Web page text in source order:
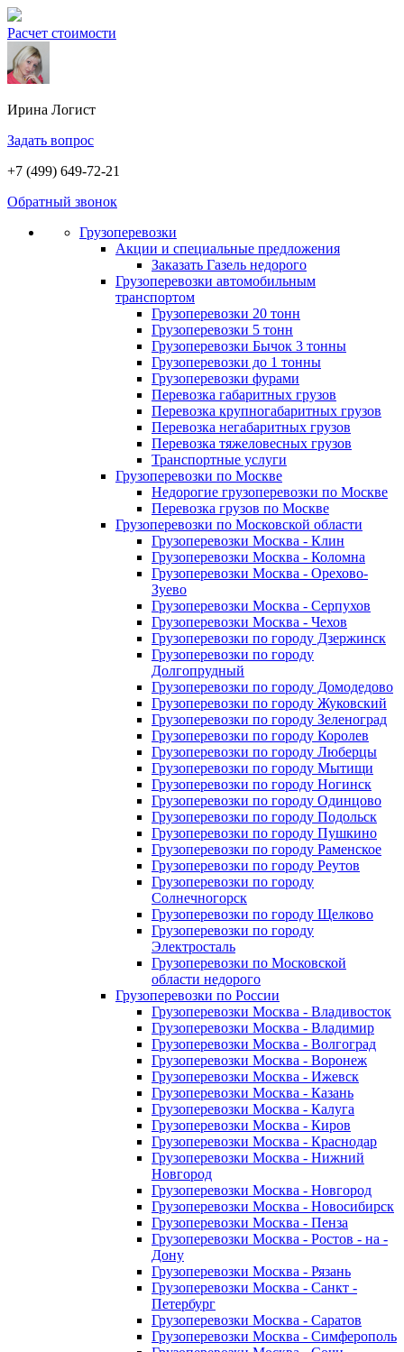
Расчет стоимости
Ирина Логист
Задать вопрос
+7 (499) 649-72-21
Обратный звонок
Грузоперевозки
Акции и специальные предложения
Заказать Газель недорого
Грузоперевозки автомобильным
транспортом
Грузоперевозки 20 тонн
Грузоперевозки 5 тонн
Грузоперевозки Бычок 3 тонны
Грузоперевозки до 1 тонны
Грузоперевозки фурами
Перевозка габаритных грузов
Перевозка крупногабаритных грузов
Перевозка негабаритных грузов
Перевозка тяжеловесных грузов
Транспортные услуги
Грузоперевозки по Москве
Недорогие грузоперевозки по Москве
Перевозка грузов по Москве
Грузоперевозки по Московской области
Грузоперевозки Москва - Клин
Грузоперевозки Москва - Коломна
Грузоперевозки Москва - Орехово-
Зуево
Грузоперевозки Москва - Серпухов
Грузоперевозки Москва - Чехов
Грузоперевозки по городу Дзержинск
Грузоперевозки по городу
Долгопрудный
Грузоперевозки по городу Домодедово
Грузоперевозки по городу Жуковский
Грузоперевозки по городу Зеленоград
Грузоперевозки по городу Королев
Грузоперевозки по городу Люберцы
Грузоперевозки по городу Мытищи
Грузоперевозки по городу Ногинск
Грузоперевозки по городу Одинцово
Грузоперевозки по городу Подольск
Грузоперевозки по городу Пушкино
Грузоперевозки по городу Раменское
Грузоперевозки по городу Реутов
Грузоперевозки по городу
Солнечногорск
Грузоперевозки по городу Щелково
Грузоперевозки по городу
Электросталь
Грузоперевозки по Московской
области недорого
Грузоперевозки по России
Грузоперевозки Москва - Владивосток
Грузоперевозки Москва - Владимир
Грузоперевозки Москва - Волгоград
Грузоперевозки Москва - Воронеж
Грузоперевозки Москва - Ижевск
Грузоперевозки Москва - Казань
Грузоперевозки Москва - Калуга
Грузоперевозки Москва - Киров
Грузоперевозки Москва - Краснодар
Грузоперевозки Москва - Нижний
Новгород
Грузоперевозки Москва - Новгород
Грузоперевозки Москва - Новосибирск
Грузоперевозки Москва - Пенза
Грузоперевозки Москва - Ростов - на -
Дону
Грузоперевозки Москва - Рязань
Грузоперевозки Москва - Санкт -
Петербург
Грузоперевозки Москва - Саратов
Грузоперевозки Москва - Симферополь